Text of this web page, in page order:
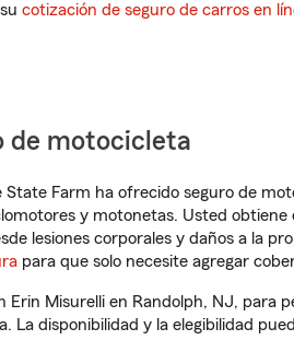
cotización de seguro de carros en
de motocicleta
State Farm ha ofrecido seguro de
y motonetas. Usted
lesiones corporales y daños a la
para que solo necesite agregar
Erin Misurelli en Randolph, NJ, para
La disponibilidad y la elegibilidad